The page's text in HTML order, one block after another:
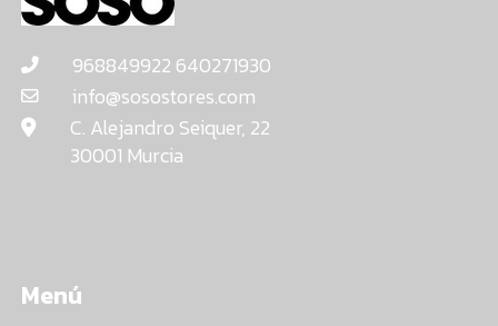
968849922 640271930
info@sosostores.com
C. Alejandro Seiquer, 22
30001 Murcia
Menú